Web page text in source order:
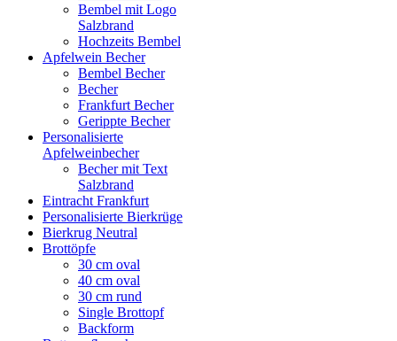
Bembel mit Logo
Salzbrand
Hochzeits Bembel
Apfelwein Becher
Bembel Becher
Becher
Frankfurt Becher
Gerippte Becher
Personalisierte
Apfelweinbecher
Becher mit Text
Salzbrand
Eintracht Frankfurt
Personalisierte Bierkrüge
Bierkrug Neutral
Brottöpfe
30 cm oval
40 cm oval
30 cm rund
Single Brottopf
Backform